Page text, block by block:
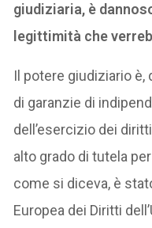
giudiziaria, è
legittimità che
Il potere giudiziario
di garanzie di
dell’esercizio dei
alto grado di tutela
come si diceva, è
Europea dei Diritti